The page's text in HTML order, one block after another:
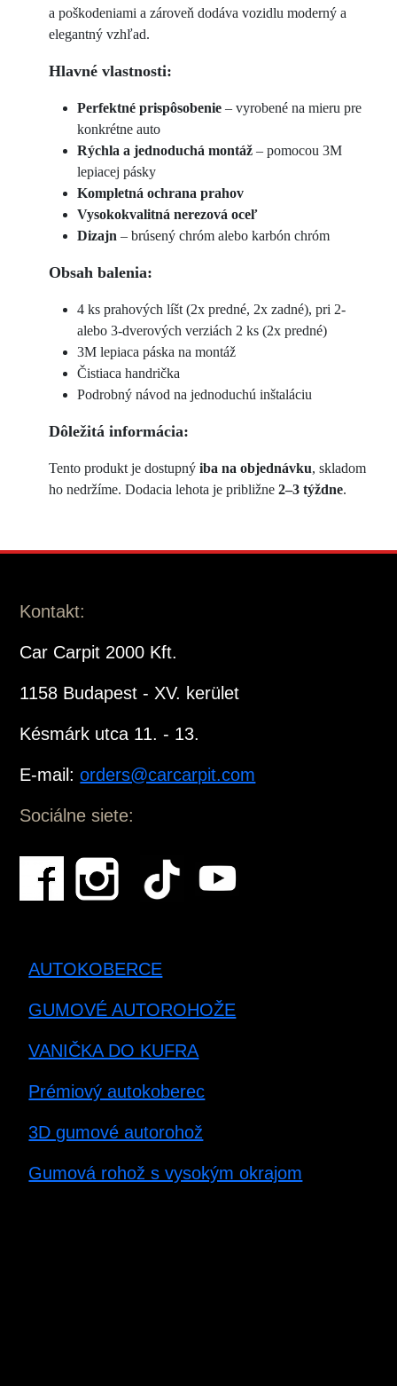
a poškodeniami a zároveň dodáva vozidlu moderný a
elegantný vzhľad.
Hlavné vlastnosti:
Perfektné prispôsobenie– vyrobené na mieru pre
konkrétne auto
Rýchla a jednoduchá montáž– pomocou 3M
lepiacej pásky
Kompletná ochrana prahov
Vysokokvalitná nerezová oceľ
Dizajn – brúsený chróm alebo karbón chróm
Obsah balenia:
4 ks prahových líšt (2x predné, 2x zadné), pri 2-
alebo 3-dverových verziách 2 ks (2x predné)
3M lepiaca páska na montáž
Čistiaca handrička
Podrobný návod na jednoduchú inštaláciu
Dôležitá informácia:
Tento produkt je dostupný iba na objednávku, skladom
ho nedržíme. Dodacia lehota je približne 2–3 týždne.
Kontakt:
Car Carpit 2000 Kft.
1158 Budapest - XV. kerület
Késmárk utca 11. - 13.
E-mail:orders@carcarpit.com
Sociálne siete:
AUTOKOBERCE
GUMOVÉ AUTOROHOŽE
VANIČKA DO KUFRA
Prémiový autokoberec
3D gumové autorohož
Gumová rohož s vysokým okrajom